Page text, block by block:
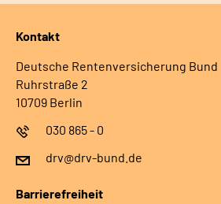
Kontakt
Deutsche Rentenversicherung Bund
Ruhrstraße 2
10709 Berlin
030 865 - 0
drv@drv-bund.de
Barrierefreiheit